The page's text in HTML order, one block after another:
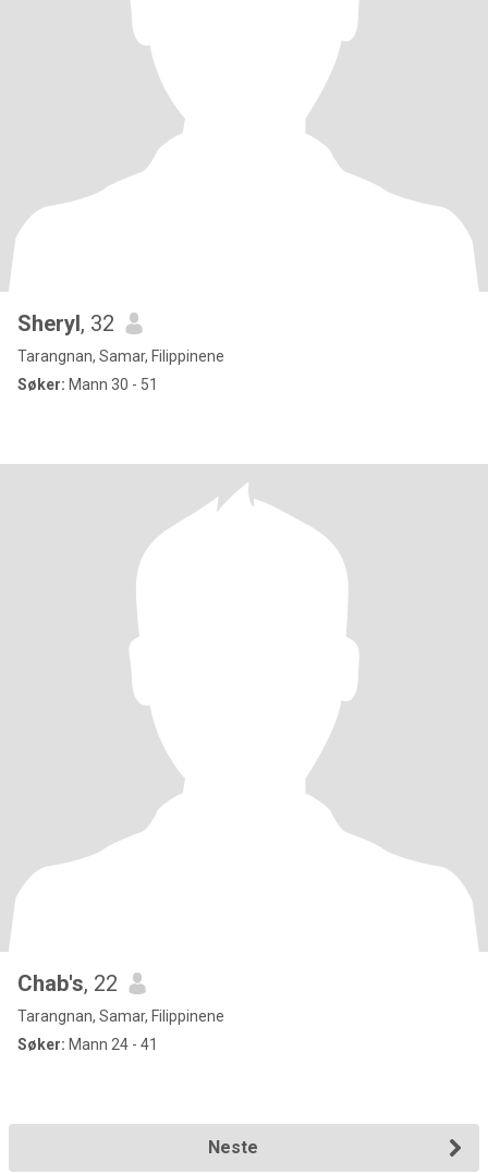
Sheryl, 32
Tarangnan, Samar, Filippinene
Søker: Mann 30 - 51
Chab's, 22
Tarangnan, Samar, Filippinene
Søker: Mann 24 - 41
Neste